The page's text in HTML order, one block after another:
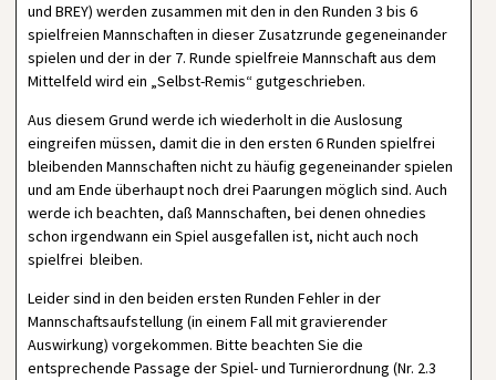
und BREY) werden zusammen mit den in den Runden 3 bis 6
spielfreien Mannschaften in dieser Zusatzrunde gegeneinander
spielen und der in der 7. Runde spielfreie Mannschaft aus dem
Mittelfeld wird ein „Selbst-Remis“ gutgeschrieben.
Aus diesem Grund werde ich wiederholt in die Auslosung
eingreifen müssen, damit die in den ersten 6 Runden spielfrei
bleibenden Mannschaften nicht zu häufig gegeneinander spielen
und am Ende überhaupt noch drei Paarungen möglich sind. Auch
werde ich beachten, daß Mannschaften, bei denen ohnedies
schon irgendwann ein Spiel ausgefallen ist, nicht auch noch
spielfrei bleiben.
Leider sind in den beiden ersten Runden Fehler in der
Mannschaftsaufstellung (in einem Fall mit gravierender
Auswirkung) vorgekommen. Bitte beachten Sie die
entsprechende Passage der Spiel- und Turnierordnung (Nr. 2.3